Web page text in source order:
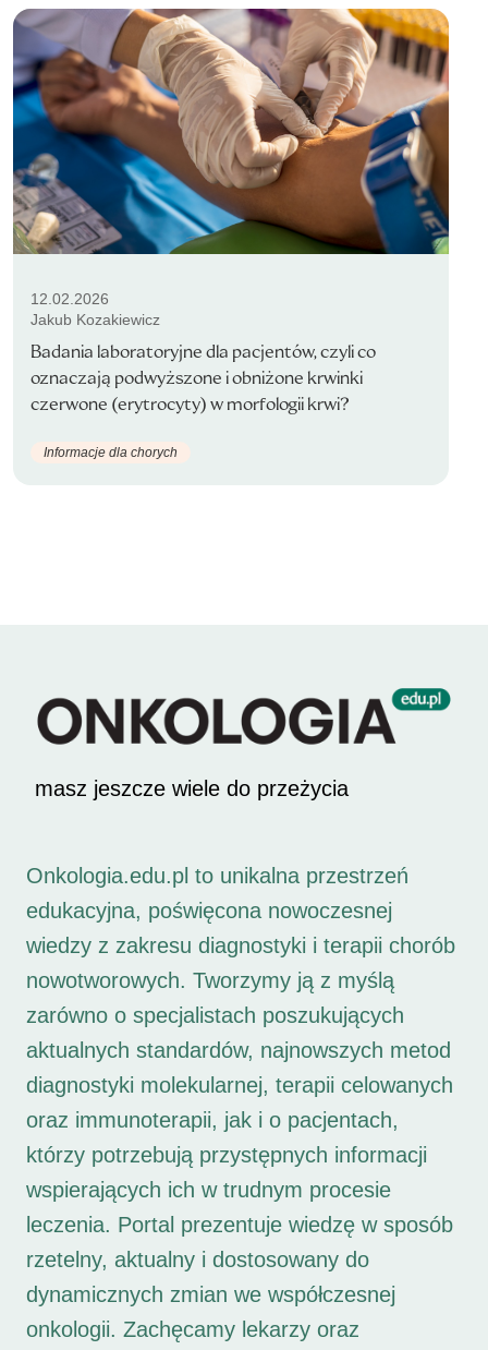
12.02.2026
Jakub Kozakiewicz
Badania laboratoryjne dla pacjentów, czyli co
oznaczają podwyższone i obniżone krwinki
czerwone (erytrocyty) w morfologii krwi?
Informacje dla chorych
masz jeszcze wiele do przeżycia
Onkologia.edu.pl to unikalna przestrzeń
edukacyjna, poświęcona nowoczesnej
wiedzy z zakresu diagnostyki i terapii chorób
nowotworowych. Tworzymy ją z myślą
zarówno o specjalistach poszukujących
aktualnych standardów, najnowszych metod
diagnostyki molekularnej, terapii celowanych
oraz immunoterapii, jak i o pacjentach,
którzy potrzebują przystępnych informacji
wspierających ich w trudnym procesie
leczenia. Portal prezentuje wiedzę w sposób
rzetelny, aktualny i dostosowany do
dynamicznych zmian we współczesnej
onkologii. Zachęcamy lekarzy oraz